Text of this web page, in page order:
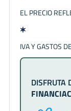
EL PRECIO
IVA Y GASTOS
DISFRUTA